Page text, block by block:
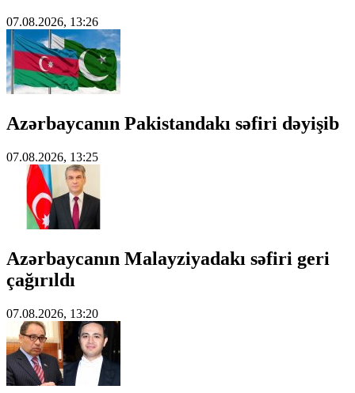
07.08.2026, 13:26
Azərbaycanın Pakistandakı səfiri dəyişib
07.08.2026, 13:25
Azərbaycanın Malayziyadakı səfiri geri
çağırıldı
07.08.2026, 13:20